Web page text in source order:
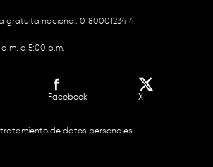
gratuita nacional: 018000123414
a 5:00 p.m.
Facebook X
de datos personales